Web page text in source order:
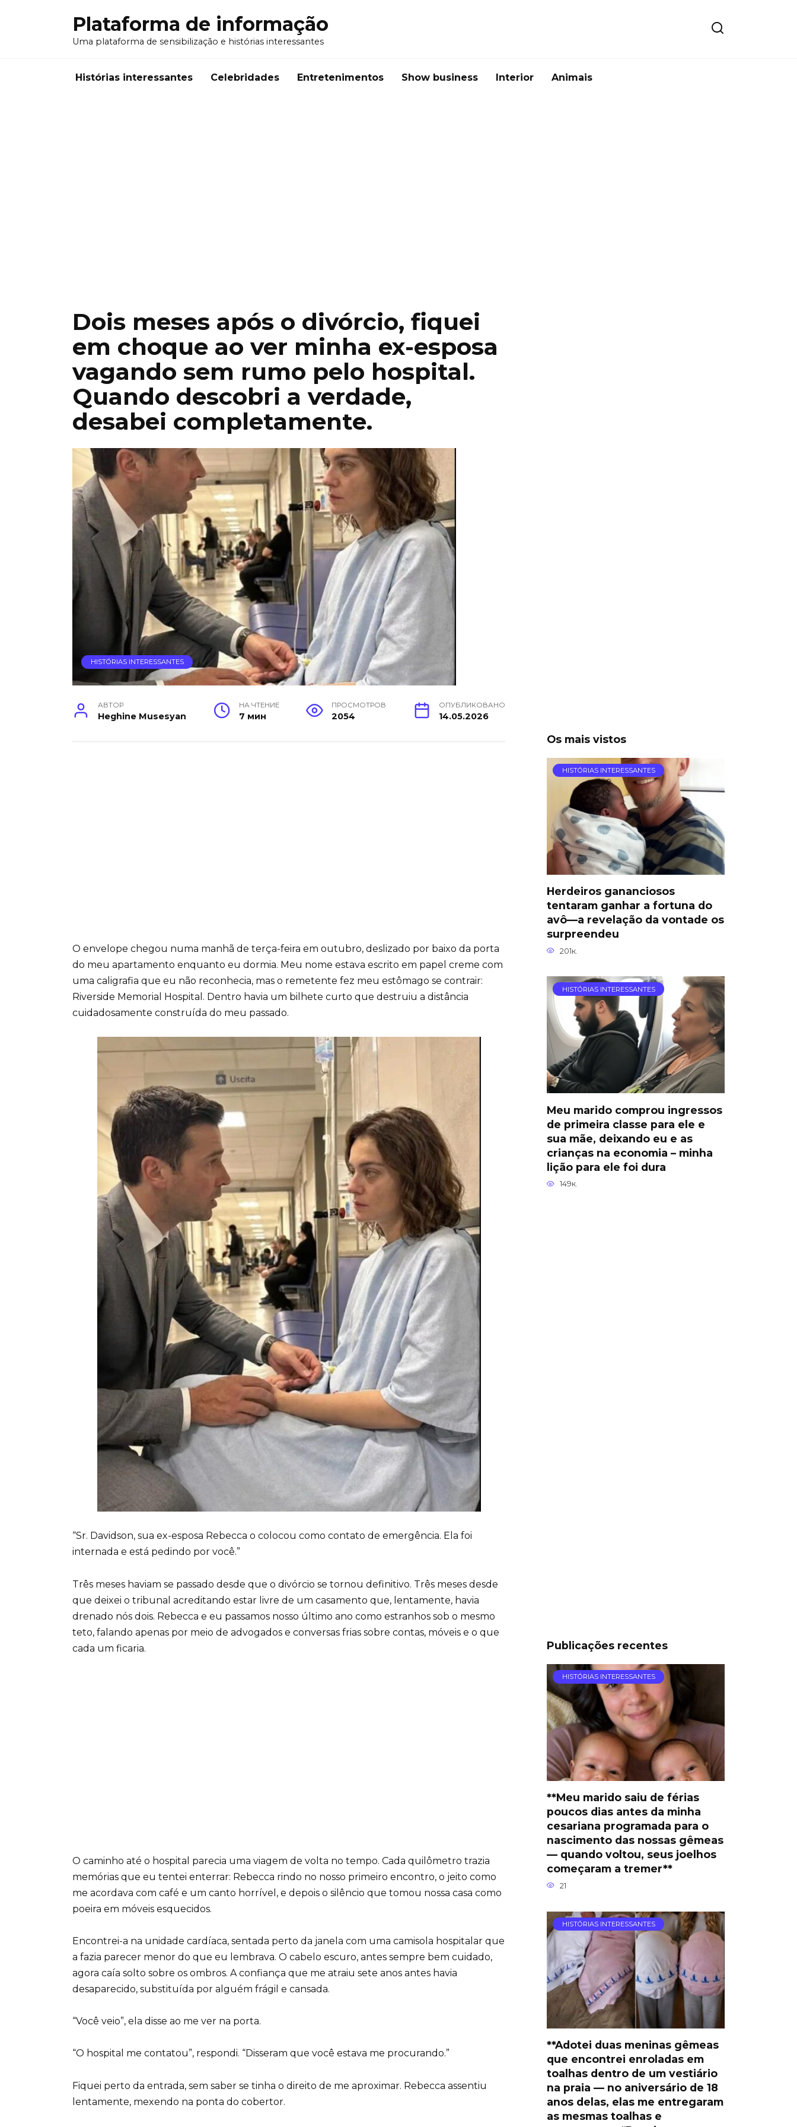
Plataforma de informação
Uma plataforma de sensibilização e histórias interessantes
Histórias interessantes Celebridades Entretenimentos Show business Interior Animais
Dois meses após o divórcio, fiquei
em choque ao ver minha ex-esposa
vagando sem rumo pelo hospital.
Quando descobri a verdade,
desabei completamente.
HISTÓRIAS INTERESSANTES
АВТОР
Heghine Musesyan
НА ЧТЕНИЕ
7 мин
ПРОСМОТРОВ
2054
ОПУБЛИКОВАНО
14.05.2026
O envelope chegou numa manhã de terça-feira em outubro, deslizado por baixo da porta
do meu apartamento enquanto eu dormia. Meu nome estava escrito em papel creme com
uma caligrafia que eu não reconhecia, mas o remetente fez meu estômago se contrair:
Riverside Memorial Hospital. Dentro havia um bilhete curto que destruiu a distância
cuidadosamente construída do meu passado.
“Sr. Davidson, sua ex-esposa Rebecca o colocou como contato de emergência. Ela foi
internada e está pedindo por você.”
Três meses haviam se passado desde que o divórcio se tornou definitivo. Três meses desde
que deixei o tribunal acreditando estar livre de um casamento que, lentamente, havia
drenado nós dois. Rebecca e eu passamos nosso último ano como estranhos sob o mesmo
teto, falando apenas por meio de advogados e conversas frias sobre contas, móveis e o que
cada um ficaria.
O caminho até o hospital parecia uma viagem de volta no tempo. Cada quilômetro trazia
memórias que eu tentei enterrar: Rebecca rindo no nosso primeiro encontro, o jeito como
me acordava com café e um canto horrível, e depois o silêncio que tomou nossa casa como
poeira em móveis esquecidos.
Encontrei-a na unidade cardíaca, sentada perto da janela com uma camisola hospitalar que
a fazia parecer menor do que eu lembrava. O cabelo escuro, antes sempre bem cuidado,
agora caía solto sobre os ombros. A confiança que me atraiu sete anos antes havia
desaparecido, substituída por alguém frágil e cansada.
“Você veio”, ela disse ao me ver na porta.
“O hospital me contatou”, respondi. “Disseram que você estava me procurando.”
Fiquei perto da entrada, sem saber se tinha o direito de me aproximar. Rebecca assentiu
lentamente, mexendo na ponta do cobertor.
Os mais vistos
HISTÓRIAS INTERESSANTES
Herdeiros gananciosos
tentaram ganhar a fortuna do
avô—a revelação da vontade os
surpreendeu
201к.
HISTÓRIAS INTERESSANTES
Meu marido comprou ingressos
de primeira classe para ele e
sua mãe, deixando eu e as
crianças na economia – minha
lição para ele foi dura
149к.
Publicações recentes
HISTÓRIAS INTERESSANTES
**Meu marido saiu de férias
poucos dias antes da minha
cesariana programada para o
nascimento das nossas gêmeas
— quando voltou, seus joelhos
começaram a tremer**
21
HISTÓRIAS INTERESSANTES
**Adotei duas meninas gêmeas
que encontrei enroladas em
toalhas dentro de um vestiário
na praia — no aniversário de 18
anos delas, elas me entregaram
as mesmas toalhas e